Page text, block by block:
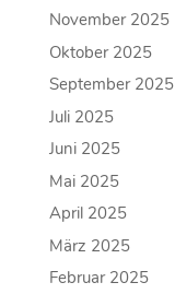
November 2025
Oktober 2025
September 2025
Juli 2025
Juni 2025
Mai 2025
April 2025
März 2025
Februar 2025